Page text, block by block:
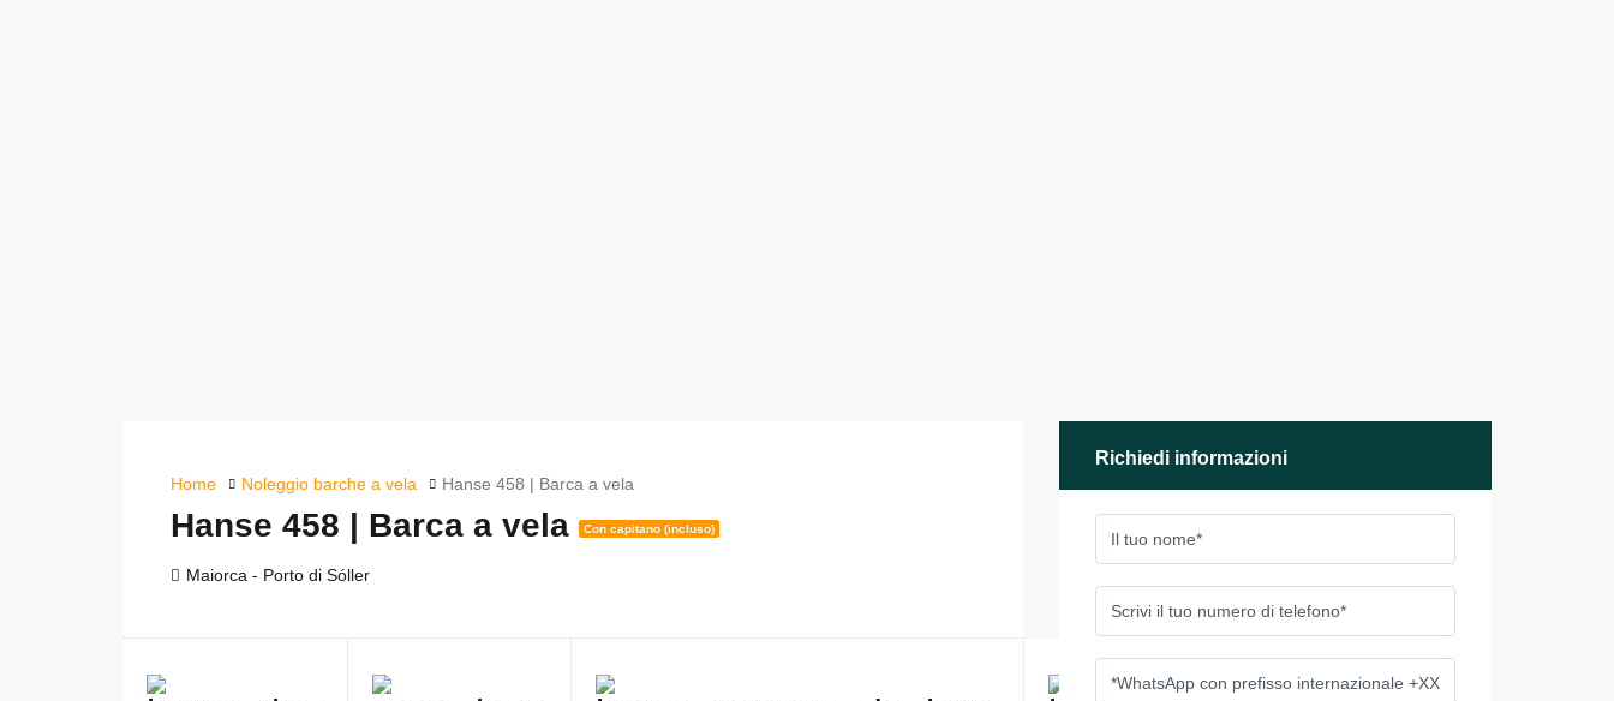
Home Noleggio barche a vela Hanse 458 | Barca a vela
Hanse 458 | Barca a vela Con capitano (incluso)
Maiorca - Porto di Sóller
Richiedi informazioni